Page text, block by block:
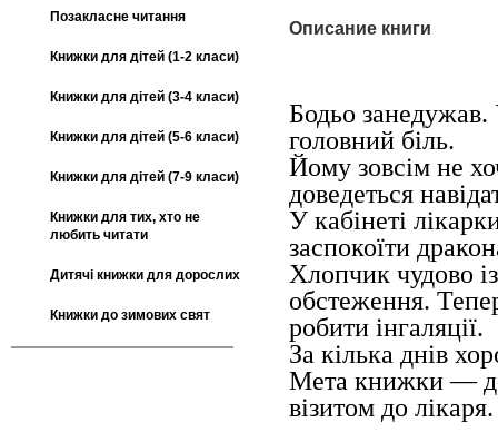
Позакласне читання
Книжки для дітей (1-2 класи)
Книжки для дітей (3-4 класи)
Книжки для дітей (5-6 класи)
Книжки для дітей (7-9 класи)
Книжки для тих, хто не
любить читати
Дитячі книжки для дорослих
Книжки до зимових свят
Описание книги
Бодьо
головний біль.
Йому зовсім не
доведеться
У кабінеті
заспокоїти
Хлопчик чудово
обстеження.
робити інгаляції.
За кілька днів
Мета книжки —
візитом до лікаря.